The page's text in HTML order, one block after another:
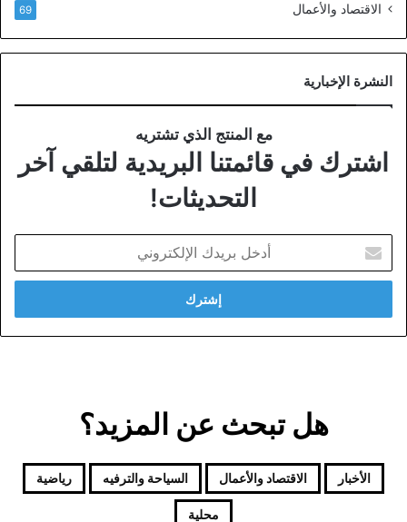
الاقتصاد والأعمال 69
النشرة الإخبارية
مع المنتج الذي تشتريه
اشترك في قائمتنا البريدية لتلقي آخر
التحديثات!
بريدك
الإلكتروني
هل تبحث عن المزيد؟
الأخبار الاقتصاد والأعمال السياحة والترفيه رياضية
محلية